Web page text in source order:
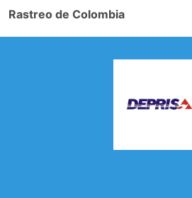
Rastreo de Colombia